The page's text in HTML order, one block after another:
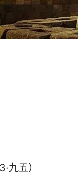
九五）